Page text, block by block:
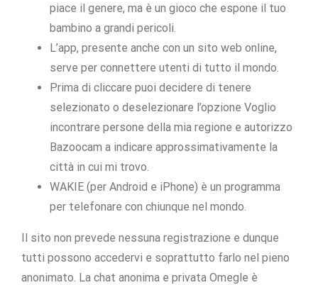
piace il genere, ma è un gioco che espone il tuo
bambino a grandi pericoli.
L’app, presente anche con un sito web online,
serve per connettere utenti di tutto il mondo.
Prima di cliccare puoi decidere di tenere
selezionato o deselezionare l’opzione Voglio
incontrare persone della mia regione e autorizzo
Bazoocam a indicare approssimativamente la
città in cui mi trovo.
WAKIE (per Android e iPhone) è un programma
per telefonare con chiunque nel mondo.
Il sito non prevede nessuna registrazione e dunque
tutti possono accedervi e soprattutto farlo nel pieno
anonimato. La chat anonima e privata Omegle è